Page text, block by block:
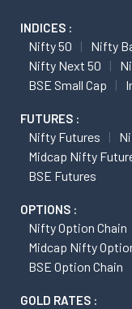
INDICES :
Nifty 50 Nifty
Nifty Next 50
BSE Small Cap
FUTURES :
Nifty Futures
Midcap Nifty
BSE Futures
OPTIONS :
Nifty Option Chain
Midcap Nifty
BSE Option Chain
GOLD RATES :